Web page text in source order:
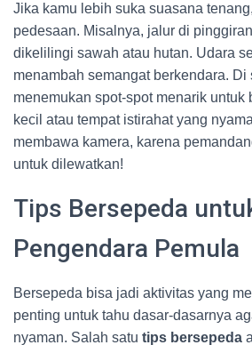
Jika kamu lebih suka suasana
pedesaan. Misalnya, jalur di
dikelilingi sawah atau hutan. Udara
menambah semangat berkendara. Di
menemukan spot-spot menarik untuk
kecil atau tempat istirahat yang
membawa kamera, karena
untuk dilewatkan!
Tips Bersepeda
Pengendara Pemula
Bersepeda bisa jadi aktivitas yang
penting untuk tahu dasar-dasarnya
nyaman. Salah satu tips bersepeda